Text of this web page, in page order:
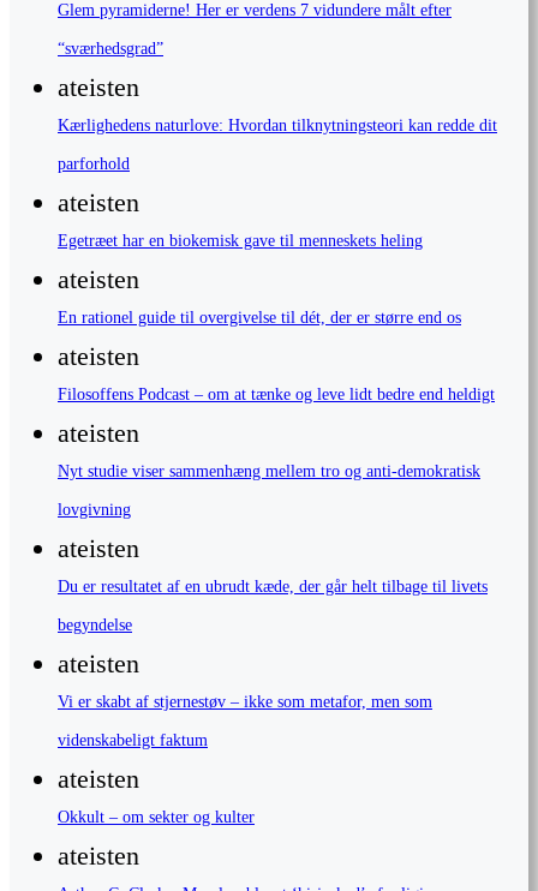
Glem pyramiderne! Her er verdens 7 vidundere målt efter
“sværhedsgrad”
ateisten
Kærlighedens naturlove: Hvordan tilknytningsteori kan redde dit
parforhold
ateisten
Egetræet har en biokemisk gave til menneskets heling
ateisten
En rationel guide til overgivelse til dét, der er større end os
ateisten
Filosoffens Podcast – om at tænke og leve lidt bedre end heldigt
ateisten
Nyt studie viser sammenhæng mellem tro og anti-demokratisk
lovgivning
ateisten
Du er resultatet af en ubrudt kæde, der går helt tilbage til livets
begyndelse
ateisten
Vi er skabt af stjernestøv – ikke som metafor, men som
videnskabeligt faktum
ateisten
Okkult – om sekter og kulter
ateisten